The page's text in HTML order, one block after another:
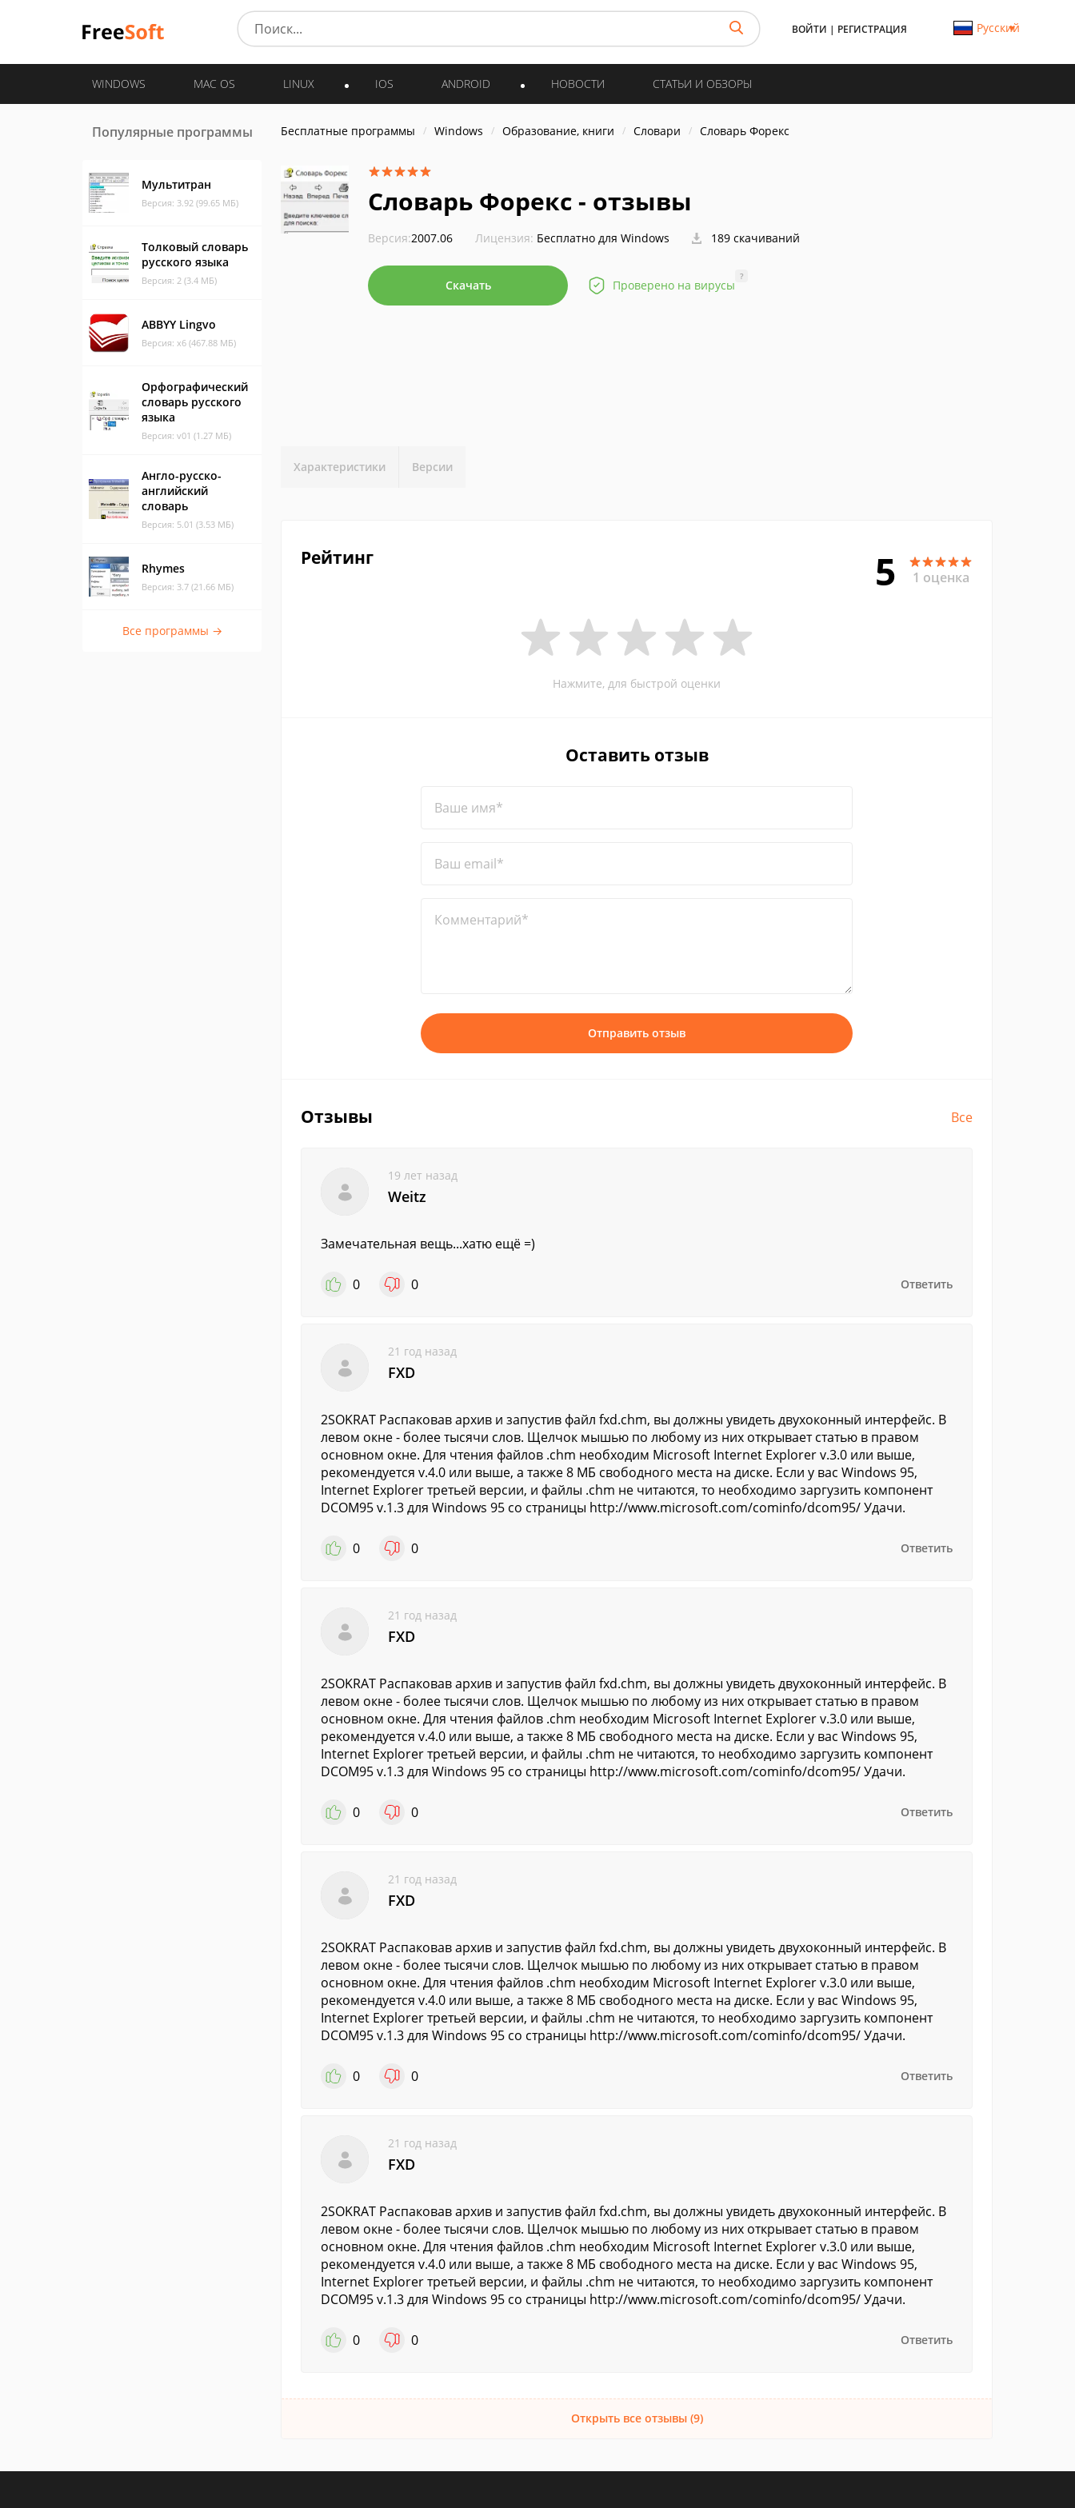
ВОЙТИ | РЕГИСТРАЦИЯ Русский
WINDOWS MAC OS LINUX IOS ANDROID НОВОСТИ СТАТЬИ И ОБЗОРЫ
Популярные программы
Мультитран
Версия: 3.92 (99.65 МБ)
Толковый словарь
русского языка
Версия: 2 (3.4 МБ)
ABBYY Lingvo
Версия: x6 (467.88 МБ)
Орфографический
словарь русского
языка
Версия: v01 (1.27 МБ)
Англо-русско-
английский
словарь
Версия: 5.01 (3.53 МБ)
Rhymes
Версия: 3.7 (21.66 МБ)
Все программы →
Бесплатные программы Windows Образование, книги Словари Словарь Форекс
Словарь Форекс - отзывы
Версия:2007.06 Лицензия: Бесплатно для Windows 189 скачиваний
Скачать Проверено на вирусы
?
Характеристики Версии
Рейтинг 5 1 оценка
Нажмите, для быстрой оценки
Оставить отзыв
Ваше имя*
Ваш email*
Комментарий*
Отправить отзыв
Отзывы Все
19 лет назад
Weitz
Замечательная вещь...хатю ещё =)
0 0 Ответить
21 год назад
FXD
2SOKRAT Распаковав архив и запустив файл fxd.chm, вы должны увидеть двухоконный интерфейс. В
левом окне - более тысячи слов. Щелчок мышью по любому из них открывает статью в правом
основном окне. Для чтения файлов .chm необходим Microsoft Internet Explorer v.3.0 или выше,
рекомендуется v.4.0 или выше, а также 8 МБ свободного места на диске. Если у вас Windows 95,
Internet Explorer третьей версии, и файлы .chm не читаются, то необходимо заргузить компонент
DCOM95 v.1.3 для Windows 95 cо страницы http://www.microsoft.com/cominfo/dcom95/ Удачи.
0 0 Ответить
21 год назад
FXD
2SOKRAT Распаковав архив и запустив файл fxd.chm, вы должны увидеть двухоконный интерфейс. В
левом окне - более тысячи слов. Щелчок мышью по любому из них открывает статью в правом
основном окне. Для чтения файлов .chm необходим Microsoft Internet Explorer v.3.0 или выше,
рекомендуется v.4.0 или выше, а также 8 МБ свободного места на диске. Если у вас Windows 95,
Internet Explorer третьей версии, и файлы .chm не читаются, то необходимо заргузить компонент
DCOM95 v.1.3 для Windows 95 cо страницы http://www.microsoft.com/cominfo/dcom95/ Удачи.
0 0 Ответить
21 год назад
FXD
2SOKRAT Распаковав архив и запустив файл fxd.chm, вы должны увидеть двухоконный интерфейс. В
левом окне - более тысячи слов. Щелчок мышью по любому из них открывает статью в правом
основном окне. Для чтения файлов .chm необходим Microsoft Internet Explorer v.3.0 или выше,
рекомендуется v.4.0 или выше, а также 8 МБ свободного места на диске. Если у вас Windows 95,
Internet Explorer третьей версии, и файлы .chm не читаются, то необходимо заргузить компонент
DCOM95 v.1.3 для Windows 95 cо страницы http://www.microsoft.com/cominfo/dcom95/ Удачи.
0 0 Ответить
21 год назад
FXD
2SOKRAT Распаковав архив и запустив файл fxd.chm, вы должны увидеть двухоконный интерфейс. В
левом окне - более тысячи слов. Щелчок мышью по любому из них открывает статью в правом
основном окне. Для чтения файлов .chm необходим Microsoft Internet Explorer v.3.0 или выше,
рекомендуется v.4.0 или выше, а также 8 МБ свободного места на диске. Если у вас Windows 95,
Internet Explorer третьей версии, и файлы .chm не читаются, то необходимо заргузить компонент
DCOM95 v.1.3 для Windows 95 cо страницы http://www.microsoft.com/cominfo/dcom95/ Удачи.
0 0 Ответить
Открыть все отзывы (9)